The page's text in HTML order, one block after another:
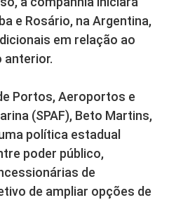
e Rosário, na Argentina,
em relação ao
anterior.
Portos, Aeroportos e
(SPAF), Beto Martins,
política estadual
poder público,
de
de ampliar opções de